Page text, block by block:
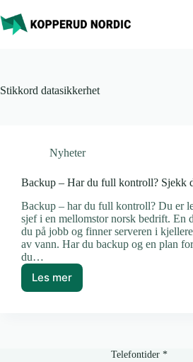
til
innholdet
Stikkord datasikkerhet
Nyheter
Backup – Har du full kontroll? Sjekk
Backup – har du full kontroll? Du er
sjef i en mellomstor norsk bedrift. En
du på jobb og finner serveren i
av vann. Har du backup og en plan
du…
Les mer
Backup
Telefontider *